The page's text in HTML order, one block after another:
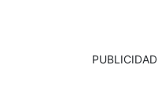
PUBLICIDAD